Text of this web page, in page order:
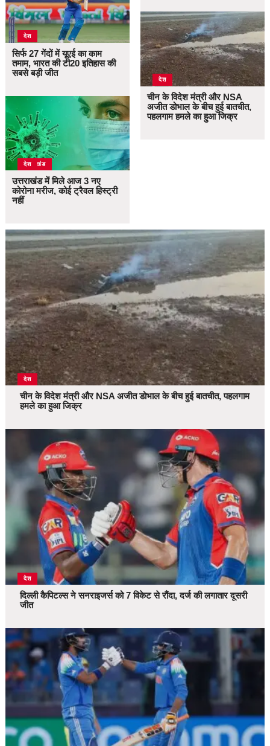
देश
सिर्फ 27 गेंदों में यूएई का काम
तमाम, भारत की टी20 इतिहास की
सबसे बड़ी जीत
उत्तराखंड
देश
उत्तराखंड में मिले आज 3 नए
कोरोना मरीज, कोई ट्रैवल हिस्ट्री
नहीं
देश
चीन के विदेश मंत्री और NSA
अजीत डोभाल के बीच हुई बातचीत,
पहलगाम हमले का हुआ जिक्र
देश
चीन के विदेश मंत्री और NSA अजीत डोभाल के बीच हुई बातचीत, पहलगाम
हमले का हुआ जिक्र
देश
दिल्ली कैपिटल्स ने सनराइजर्स को 7 विकेट से रौंदा, दर्ज की लगातार दूसरी
जीत